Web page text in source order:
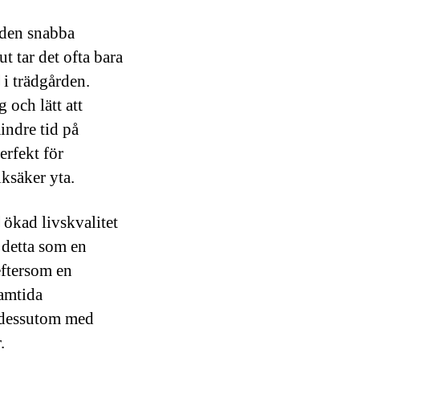
snabba
tar det ofta bara
trädgården.
och lätt att
tid på
för
yta.
ökad livskvalitet
som en
en
med